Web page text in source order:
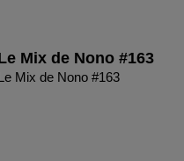
Mix de Nono #163
Mix de Nono #163